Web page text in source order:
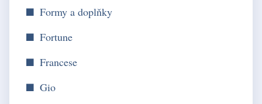
Formy a doplňky
Fortune
Francese
Gio